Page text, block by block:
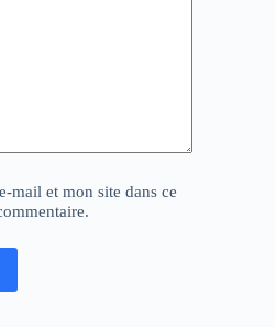
mail et mon site dans ce